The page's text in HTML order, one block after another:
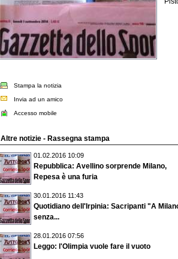
Stampa la notizia
Invia ad un amico
Accesso mobile
Altre notizie - Rassegna stampa
01.02.2016 10:09
Repubblica: Avellino sorprende Milano,
Repesa è una furia
30.01.2016 11:43
Quotidiano dell'Irpinia: Sacripanti "A
senza...
28.01.2016 07:56
Leggo: l'Olimpia vuole fare il vuoto